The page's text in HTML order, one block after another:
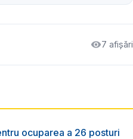
7 afișări
ocuparea a 26 posturi